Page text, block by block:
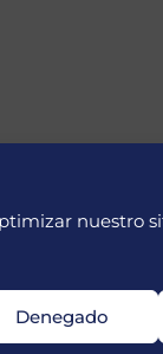
nuestro
Denegado